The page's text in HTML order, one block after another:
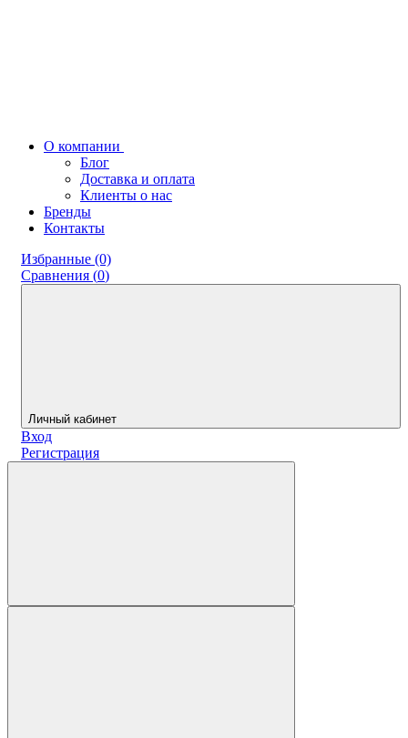
О компании
Блог
Доставка и оплата
Клиенты о нас
Бренды
Контакты
Избранные (0)
Сравнения (0)
Личный кабинет
Вход
Регистрация